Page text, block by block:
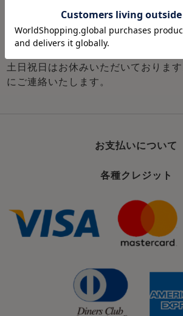
土日祝日はお休みいただいておりま
にご連絡いたします。
お支払いについて
各種クレジット